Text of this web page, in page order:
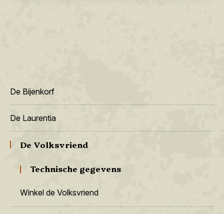
De Bijenkorf
De Laurentia
De Volksvriend
Technische gegevens
Winkel de Volksvriend